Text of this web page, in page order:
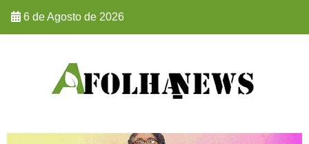
6 de Agosto de 2026